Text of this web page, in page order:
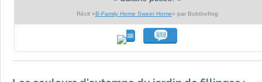
Récit «B-Family Home Sweet Home» par Bobthefrog